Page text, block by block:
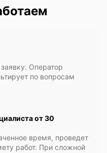
Оператор
по вопросам
от 30
время, проведет
работ. При сложной